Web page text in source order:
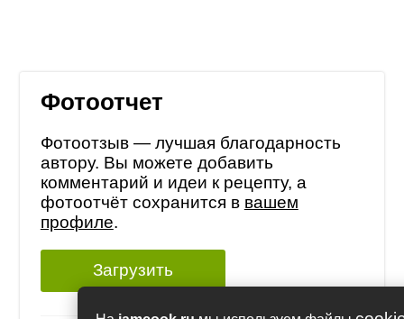
Фотоотчет
Фотоотзыв — лучшая благодарность
автору. Вы можете добавить
комментарий и идеи к рецепту, а
фотоотчёт сохранится в вашем
профиле.
Загрузить